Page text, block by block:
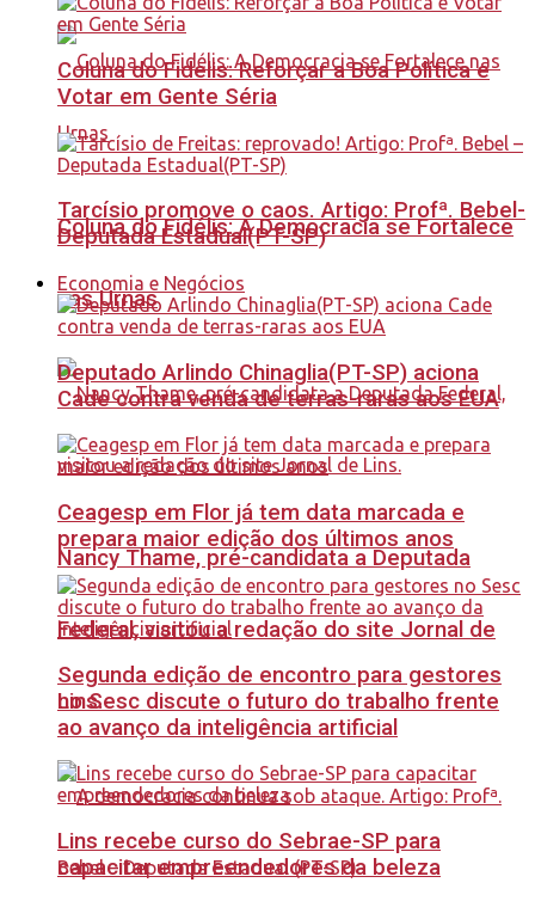
Coluna do Fidélis: A Democracia se Fortalece
nas Urnas
Nancy Thame, pré-candidata a Deputada
Federal, visitou a redação do site Jornal de
Lins.
Coluna do Fidelis: Reforçar a Boa Política e
Votar em Gente Séria
Tarcísio promove o caos. Artigo: Profª. Bebel-
Deputada Estadual(PT-SP)
Economia e Negócios
Deputado Arlindo Chinaglia(PT-SP) aciona
Cade contra venda de terras-raras aos EUA
Ceagesp em Flor já tem data marcada e
prepara maior edição dos últimos anos
Segunda edição de encontro para gestores
no Sesc discute o futuro do trabalho frente
ao avanço da inteligência artificial
Lins recebe curso do Sebrae-SP para
capacitar empreendedores da beleza